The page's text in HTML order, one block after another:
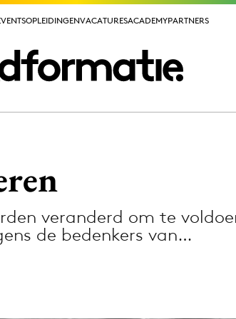
OPLEIDINGENVACATURESACADEMYPARTNERS
OPLEIDINGENVACATURESACADEMYPARTNERS
veranderd om te
de bedenkers van…